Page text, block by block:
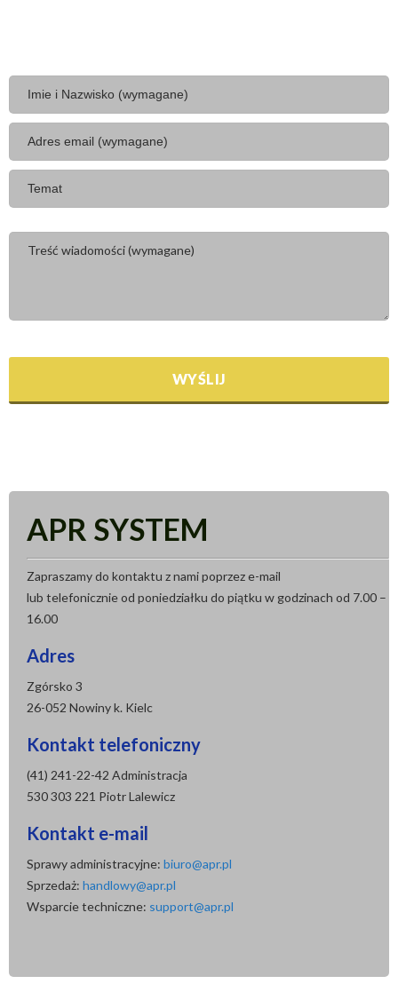
APR SYSTEM
Zapraszamy do kontaktu z nami poprzez e-mail
lub telefonicznie od poniedziałku do piątku w godzinach od 7.00 –
16.00
Adres
Zgórsko 3
26-052 Nowiny k. Kielc
Kontakt telefoniczny
(41) 241-22-42 Administracja
530 303 221 Piotr Lalewicz
Kontakt e-mail
Sprawy administracyjne: biuro@apr.pl
Sprzedaż: handlowy@apr.pl
Wsparcie techniczne: support@apr.pl